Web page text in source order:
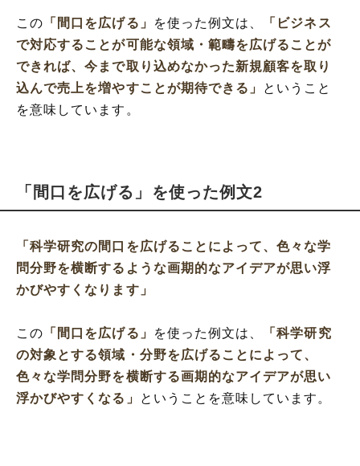
この 「間口を広げる」 を使った例文は、
「ビジネス
で対応することが可能な領域・範疇を広げることが
できれば、今まで取り込めなかった新規顧客を取り
込んで売上を増やすことが期待できる」
ということ
を意味しています。
「間口を広げる」を使った例文2
「科学研究の間口を広げることによって、色々な学
問分野を横断するような画期的なアイデアが思い浮
かびやすくなります」
この 「間口を広げる」 を使った例文は、
「科学研究
の対象とする領域・分野を広げることによって、
色々な学問分野を横断する画期的なアイデアが思い
浮かびやすくなる」
ということを意味しています。